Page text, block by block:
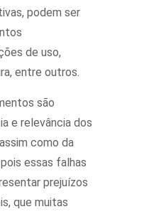
podem ser
de uso,
entre outros.
são
e relevância dos
como da
essas falhas
prejuízos
que muitas